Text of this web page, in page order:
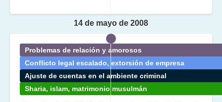
Problemas de relación y amorosos
Conflicto legal escalado, extorsión de empresa
Ajuste de cuentas en el ambiente criminal
Sharia, islam, matrimonio musulmán
14 de mayo de 2008